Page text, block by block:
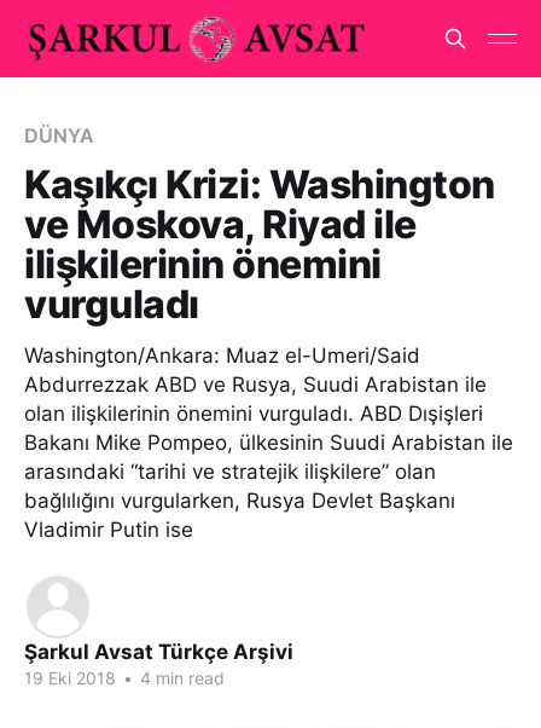
DÜNYA
Kaşıkçı Krizi: Washington
ve Moskova, Riyad ile
ilişkilerinin önemini
vurguladı
Washington/Ankara: Muaz el-Umeri/Said
Abdurrezzak ABD ve Rusya, Suudi Arabistan ile
olan ilişkilerinin önemini vurguladı. ABD Dışişleri
Bakanı Mike Pompeo, ülkesinin Suudi Arabistan ile
arasındaki “tarihi ve stratejik ilişkilere” olan
bağlılığını vurgularken, Rusya Devlet Başkanı
Vladimir Putin ise
Şarkul Avsat Türkçe Arşivi
19 Eki 2018 • 4 min read